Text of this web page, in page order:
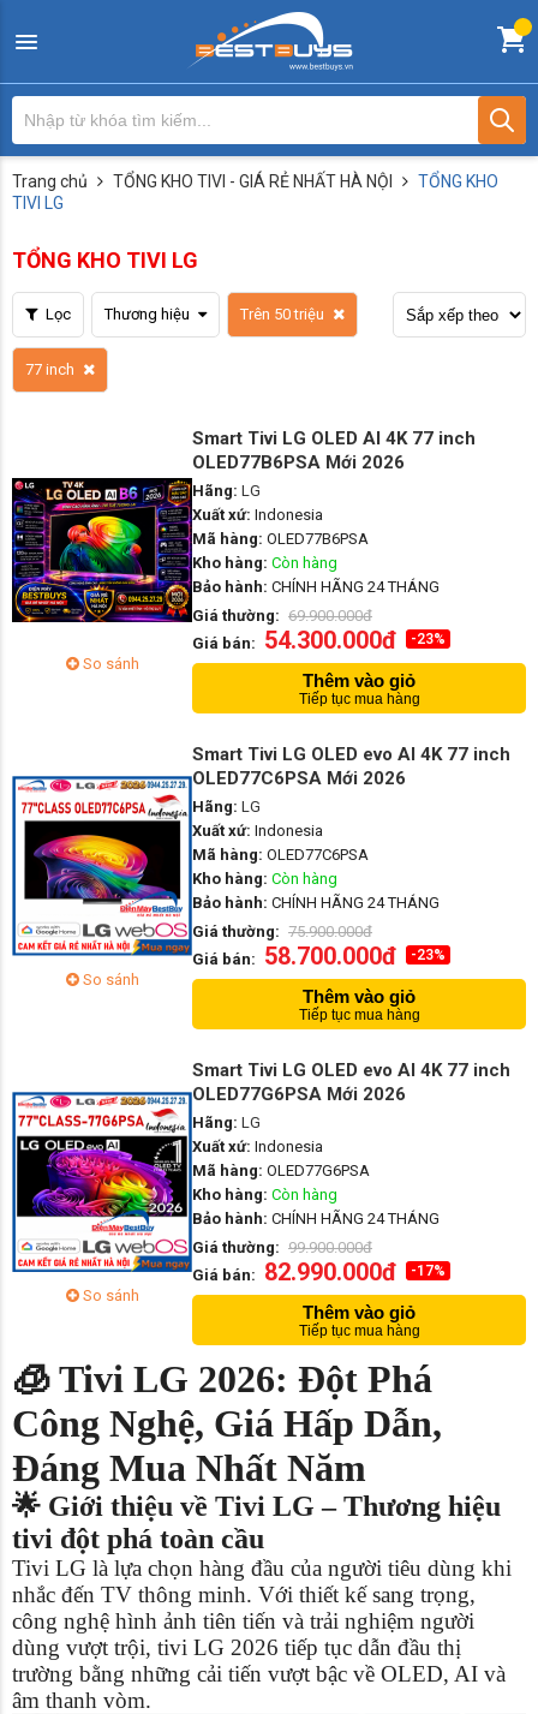
Trang chủ TỔNG KHO TIVI - GIÁ RẺ NHẤT HÀ NỘI
TỔNG KHO
TIVI LG
TỔNG KHO TIVI LG
Lọc Thương hiệu Trên 50 triệu
77 inch
So sánh
Smart Tivi LG OLED AI 4K 77 inch
OLED77B6PSA Mới 2026
Hãng: LG
Xuất xứ: Indonesia
Mã hàng: OLED77B6PSA
Kho hàng: Còn hàng
Bảo hành: CHÍNH HÃNG 24 THÁNG
Giá thường: 69.900.000đ
Giá bán: 54.300.000đ -23%
Thêm vào giỏ
Tiếp tục mua hàng
So sánh
Smart Tivi LG OLED evo AI 4K 77 inch
OLED77C6PSA Mới 2026
Hãng: LG
Xuất xứ: Indonesia
Mã hàng: OLED77C6PSA
Kho hàng: Còn hàng
Bảo hành: CHÍNH HÃNG 24 THÁNG
Giá thường: 75.900.000đ
Giá bán: 58.700.000đ -23%
Thêm vào giỏ
Tiếp tục mua hàng
So sánh
Smart Tivi LG OLED evo AI 4K 77 inch
OLED77G6PSA Mới 2026
Hãng: LG
Xuất xứ: Indonesia
Mã hàng: OLED77G6PSA
Kho hàng: Còn hàng
Bảo hành: CHÍNH HÃNG 24 THÁNG
Giá thường: 99.900.000đ
Giá bán: 82.990.000đ -17%
Thêm vào giỏ
Tiếp tục mua hàng
🧊 Tivi LG 2026: Đột Phá
Công Nghệ, Giá Hấp Dẫn,
Đáng Mua Nhất Năm
🌟 Giới thiệu về Tivi LG – Thương hiệu
tivi đột phá toàn cầu
Tivi LG là lựa chọn hàng đầu của người tiêu dùng khi
nhắc đến TV thông minh. Với thiết kế sang trọng,
công nghệ hình ảnh tiên tiến và trải nghiệm người
dùng vượt trội, tivi LG 2026 tiếp tục dẫn đầu thị
trường bằng những cải tiến vượt bậc về OLED, AI và
âm thanh vòm.